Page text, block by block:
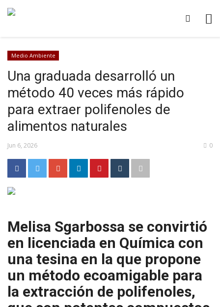
Medio Ambiente
Una graduada desarrolló un
método 40 veces más rápido
para extraer polifenoles de
alimentos naturales
Jun 6, 2026 0
Melisa Sgarbossa se convirtió
en licenciada en Química con
una tesina en la que propone
un método ecoamigable para
la extracción de polifenoles,